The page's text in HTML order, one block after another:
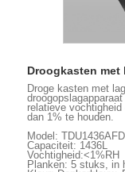
Droogkasten
Droge kasten met
relatieve
dan 1% te houden.
Model:
Capaciteit: 1436L
Vochtigheid:<1%RH
Planken: 5 stuks, in